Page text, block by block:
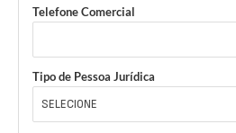
Telefone Comercial
Tipo de Pessoa Jurídica